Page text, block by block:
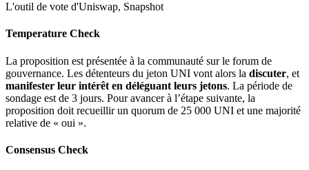
L'outil de vote d'Uniswap, Snapshot
Temperature Check
La proposition est présentée à la communauté sur le forum de
gouvernance. Les détenteurs du jeton UNI vont alors la discuter, et
manifester leur intérêt en déléguant leurs jetons. La période de
sondage est de 3 jours. Pour avancer à l’étape suivante, la
proposition doit recueillir un quorum de 25 000 UNI et une majorité
relative de « oui ».
Consensus Check